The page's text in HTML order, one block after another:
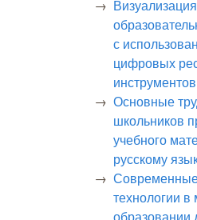
Визуализация
с
цифровых
Основные
школьников
учебного
русскому
Современные
технологии
образовании